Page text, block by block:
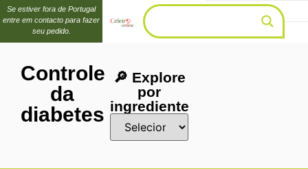
Se estiver fora de Portugal
entre em contacto para fazer
seu pedido.
Controle
da
diabetes
🔎 Explore
por
ingrediente